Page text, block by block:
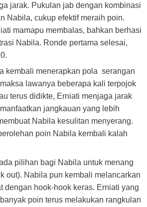
jarak. Pukulan jab dengan kombinasi
Nabila, cukup efektif meraih poin.
mamapu membalas, bahkan berhasi
Nabila. Ronde pertama selesai,
kembali menerapkan pola serangan
lawanya beberapa kali terpojok
terus didikte, Erniati menjaga jarak
jangkauan yang lebih
Nabila kesulitan menyerang.
poin Nabila kembali kalah
pilihan bagi Nabila untuk menang
out). Nabila pun kembali melancarkan
dengan hook-hook keras. Erniati yang
poin terus melakukan rangkulan